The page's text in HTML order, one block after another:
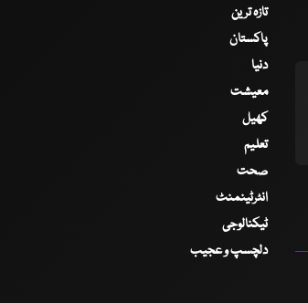
تازہ ترین
پاکستان
دنیا
معیشت
کھیل
تعلیم
صحت
انٹرٹینمنٹ
ٹیکنالوجی
دلچسپ و عجیب